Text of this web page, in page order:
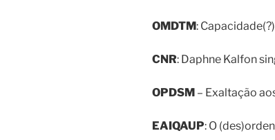
OMDTM:
CNR: Daphne Kalfon
OPDSM – Exaltação
EAIQAUP: O